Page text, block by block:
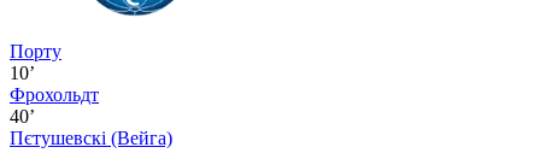
Порту
10’
Фрохольдт
40’
Пєтушевскі (Вейга)